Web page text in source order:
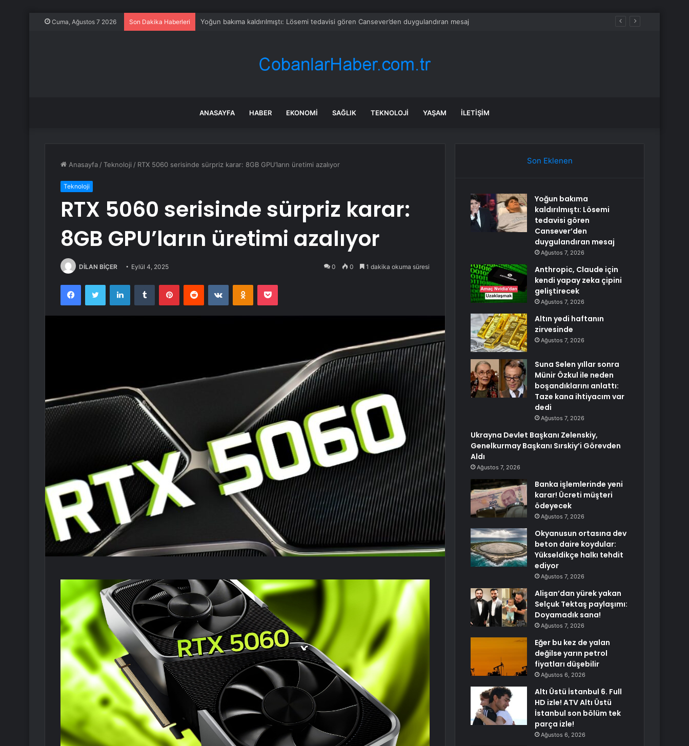
Cuma, Ağustos 7 2026 Son Dakika Haberleri Anthropic, Claude için kendi yapay zeka çipini geliştirecek
ANASAYFA HABER EKONOMI SAĞLIK TEKNOLOJI YAŞAM İLETIŞIM
Anasayfa /Teknoloji / RTX 5060 serisinde sürpriz karar: 8GB GPU’ların üretimi azalıyor
Teknoloji
RTX 5060 serisinde sürpriz karar:
8GB GPU’ların üretimi azalıyor
DİLAN BİÇER Eylül 4, 2025 0 0 1 dakika okuma süresi
FacebookTwitter LinkedInTumblr PinterestReddit VKontakteOdnoklassniki
Pocket
Son Eklenen
Yoğun bakıma
kaldırılmıştı: Lösemi
tedavisi gören
Cansever’den
duygulandıran mesaj
Ağustos 7, 2026
Anthropic, Claude için
kendi yapay zeka çipini
geliştirecek
Ağustos 7, 2026
Altın yedi haftanın
zirvesinde
Ağustos 7, 2026
Suna Selen yıllar sonra
Münir Özkul ile neden
boşandıklarını anlattı:
Taze kana ihtiyacım var
dedi
Ağustos 7, 2026
Ukrayna Devlet Başkanı Zelenskiy,
Genelkurmay Başkanı Sırskiy’i Görevden
Aldı
Ağustos 7, 2026
Banka işlemlerinde yeni
karar! Ücreti müşteri
ödeyecek
Ağustos 7, 2026
Okyanusun ortasına dev
beton daire koydular:
Yükseldikçe halkı tehdit
ediyor
Ağustos 7, 2026
Alişan’dan yürek yakan
Selçuk Tektaş paylaşımı:
Doyamadık sana!
Ağustos 7, 2026
Eğer bu kez de yalan
değilse yarın petrol
fiyatları düşebilir
Ağustos 6, 2026
Altı Üstü İstanbul 6. Full
HD izle! ATV Altı Üstü
İstanbul son bölüm tek
parça izle!
Ağustos 6, 2026